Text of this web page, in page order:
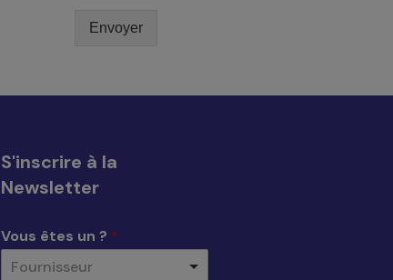
Envoyer
S'inscrire à la
Newsletter
Vous êtes un ? *
Fournisseur